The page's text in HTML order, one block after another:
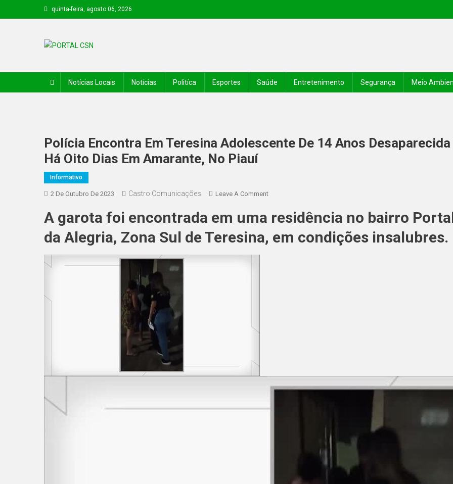
quinta-feira, agosto 06, 2026
Notícias Locais Notícias Politíca Esportes Saúde Entretenimento Segurança Meio
Polícia Encontra Em Teresina Adolescente De 14 Anos Desaparecida
Há Oito Dias Em Amarante, No Piauí
Informativo
2 De Outubro De 2023 Castro Comunicações Leave A Comment
A garota foi encontrada em uma residência no bairro
da Alegria, Zona Sul de Teresina, em condições insalubres.